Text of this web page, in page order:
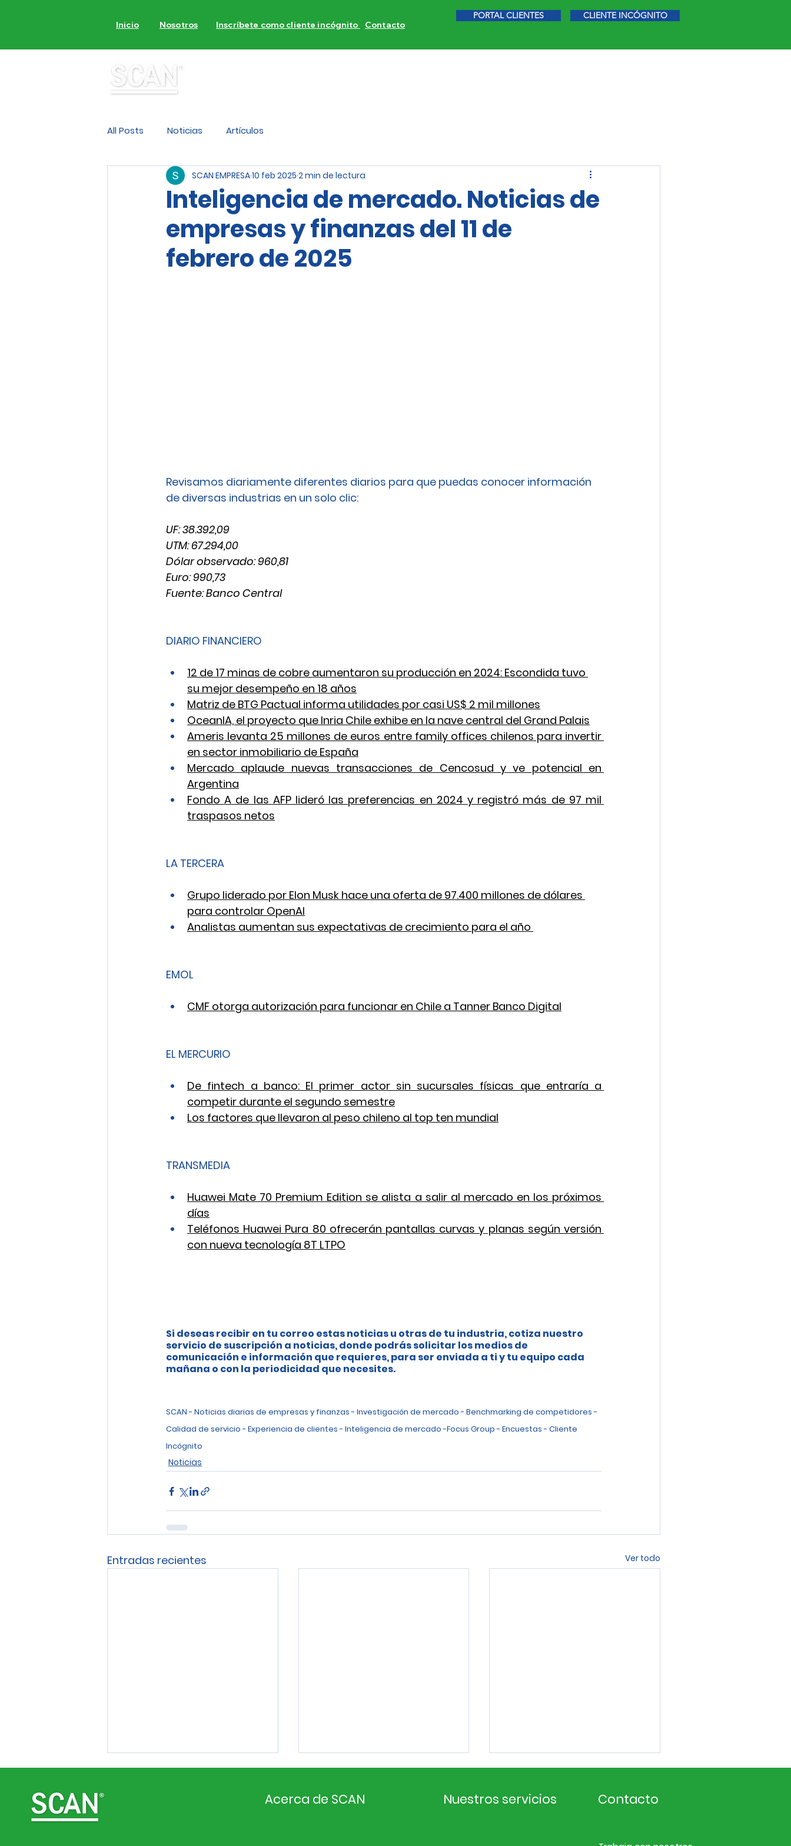
Inicio Nosotros Inscríbete como cliente incógnito Contacto
PORTAL CLIENTES CLIENTE INCÓGNITO
All Posts Noticias Artículos
Inteligencia de mercado. Noticias de
empresas y finanzas del 11 de
febrero de 2025
SCAN EMPRESA10 feb 2025 2 min de lectura
Revisamos diariamente diferentes diarios para que puedas conocer información
de diversas industrias en un solo clic:
UF: 38.392,09
UTM: 67.294,00
Dólar observado: 960,81
Euro: 990,73
Fuente: Banco Central
DIARIO FINANCIERO
12 de 17 minas de cobre aumentaron su producción en 2024: Escondida tuvo
su mejor desempeño en 18 años
Matriz de BTG Pactual informa utilidades por casi US$ 2 mil millones
OceanIA, el proyecto que Inria Chile exhibe en la nave central del Grand Palais
Ameris levanta 25 millones de euros entre family offices chilenos para invertir
en sector inmobiliario de España
Mercado aplaude nuevas transacciones de Cencosud y ve potencial en
Argentina
Fondo A de las AFP lideró las preferencias en 2024 y registró más de 97 mil
traspasos netos
LA TERCERA
Grupo liderado por Elon Musk hace una oferta de 97.400 millones de dólares
para controlar OpenAI
Analistas aumentan sus expectativas de crecimiento para el año
EMOL
CMF otorga autorización para funcionar en Chile a Tanner Banco Digital
EL MERCURIO
De fintech a banco: El primer actor sin sucursales físicas que entraría a
competir durante el segundo semestre
Los factores que llevaron al peso chileno al top ten mundial
TRANSMEDIA
Huawei Mate 70 Premium Edition se alista a salir al mercado en los próximos
días
Teléfonos Huawei Pura 80 ofrecerán pantallas curvas y planas según versión
con nueva tecnología 8T LTPO
Si deseas recibir en tu correo estas noticias u otras de tu industria, cotiza nuestro
servicio de suscripción a noticias, donde podrás solicitar los medios de
comunicación e información que requieres, para ser enviada a ti y tu equipo cada
mañana o con la periodicidad que necesites.
SCAN - Noticias diarias de empresas y finanzas - Investigación de mercado - Benchmarking de competidores -
Calidad de servicio - Experiencia de clientes - Inteligencia de mercado -Focus Group - Encuestas - Cliente
Incógnito
Noticias
Entradas recientes Ver todo
Acerca de SCAN Nuestros servicios Contacto